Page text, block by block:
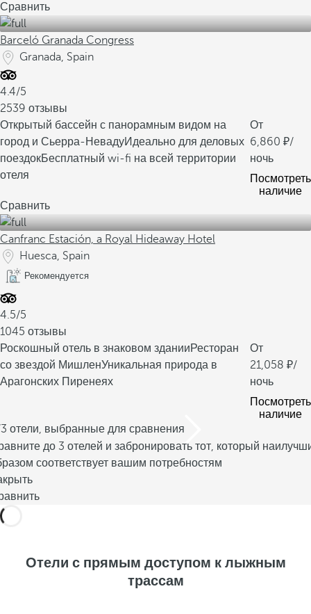
Сравнить
Barceló Granada Congress
Granada, Spain
4.4/5
2539 отзывы
Открытый бассейн с панорамным видом на
город и Сьерра-НевадуИдеально для деловых
поездокБесплатный wi-fi на всей территории
отеля
От
6,860
/
ночь
Посмотреть
наличие
Сравнить
Canfranc Estación, a Royal Hideaway Hotel
Huesca, Spain
Рекомендуется
4.5/5
1045 отзывы
Роскошный отель в знаковом зданииРесторан
со звездой МишленУникальная природа в
Арагонских Пиренеях
От
21,058
/
ночь
Посмотреть
наличие
отели, выбранные для сравнения
до 3 отелей и забронировать тот, который
соответствует вашим потребностям
Отели с прямым доступом к лыжным
трассам